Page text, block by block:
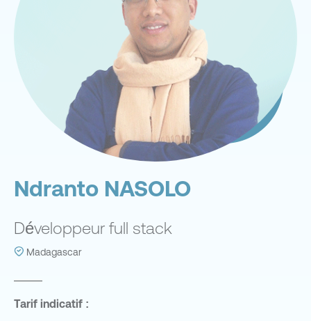
Ndranto NASOLO
Développeur full stack
Madagascar
Tarif indicatif :